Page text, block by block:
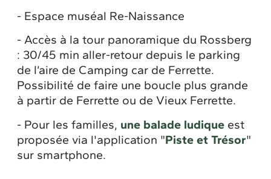
- Espace muséal Re-Naissance
- Accès à la tour panoramique du Rossberg
: 30/45 min aller-retour depuis le parking
de l’aire de Camping car de Ferrette.
Possibilité de faire une boucle plus grande
à partir de Ferrette ou de Vieux Ferrette.
- Pour les familles, une balade ludique est
proposée via l'application "Piste et Trésor"
sur smartphone.